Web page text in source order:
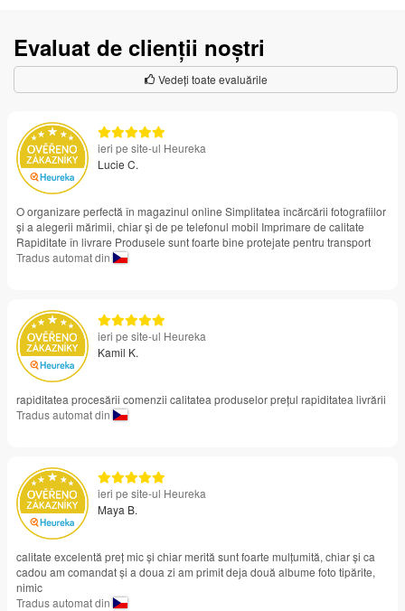
Evaluat de clienții noștri
Vedeți toate evaluările
ieri pe site-ul Heureka
Lucie C.
O organizare perfectă în magazinul online Simplitatea încărcării fotografiilor
și a alegerii mărimii, chiar și de pe telefonul mobil Imprimare de calitate
Rapiditate în livrare Produsele sunt foarte bine protejate pentru transport
Tradus automat din
ieri pe site-ul Heureka
Kamil K.
rapiditatea procesării comenzii calitatea produselor prețul rapiditatea livrării
Tradus automat din
ieri pe site-ul Heureka
Maya B.
calitate excelentă preț mic și chiar merită sunt foarte mulțumită, chiar și ca
cadou am comandat și a doua zi am primit deja două albume foto tipărite,
nimic
Tradus automat din